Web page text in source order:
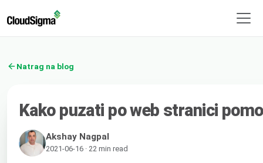
Natrag na blog
Kako puzati po web stranici
Akshay Nagpal
2021-06-16 · 22 min read